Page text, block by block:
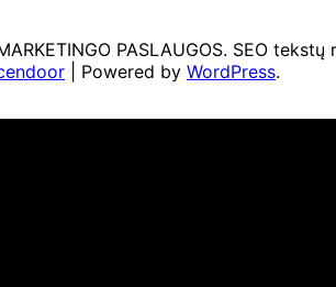
PASLAUGOS. SEO
| Powered by WordPress.